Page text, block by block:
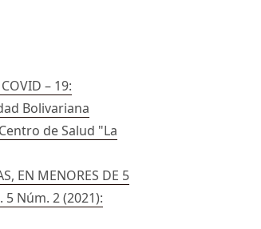
– 19:
Bolivariana
de Salud "La
EN MENORES DE 5
Núm. 2 (2021):